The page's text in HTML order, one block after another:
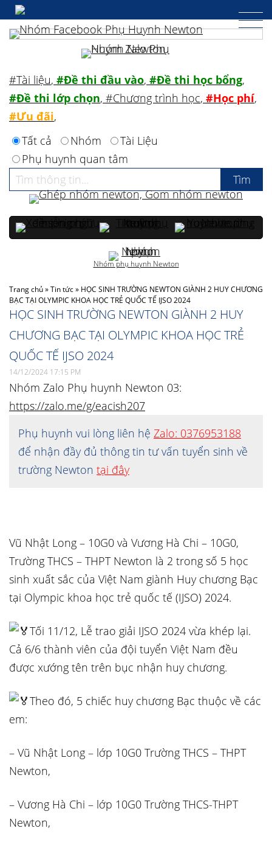
Trang chủ»Tin tức» HỌC SINH TRƯỜNG NEWTON GIÀNH 2 HUY CHƯƠNG
BẠC TẠI OLYMPIC KHOA HỌC TRẺ QUỐC TẾ IJSO 2024
HỌC SINH TRƯỜNG NEWTON GIÀNH 2 HUY
CHƯƠNG BẠC TẠI OLYMPIC KHOA HỌC TRẺ
QUỐC TẾ IJSO 2024
14/12/2024 17:15 PM
Nhóm Zalo Phụ huynh Newton 03:
https://zalo.me/g/eacish207
Phụ huynh vui lòng liên hệ Zalo: 0376953188
để nhận đầy đủ thông tin tư vấn tuyển sinh về
trường Newton tại đây
Vũ Nhật Long – 10G0 và Vương Hà Chi – 10G0,
Trường THCS – THPT Newton là 2 trong số 5 học
sinh xuất sắc của Việt Nam giành Huy chương Bạc
tại Olympic khoa học trẻ quốc tế (IJSO) 2024.
Tối 11/12, Lễ trao giải IJSO 2024 vừa khép lại.
Cả 6/6 thành viên của đội tuyển Việt Nam đều
được xướng tên trên bục nhận huy chương.
Theo đó, 5 chiếc huy chương Bạc thuộc về các
em:
– Vũ Nhật Long – lớp 10G0 Trường THCS – THPT
Newton,
– Vương Hà Chi – lớp 10G0 Trường THCS-THPT
Newton,
#Tài liệu, #Đề thi đầu vào, #Đề thi học bổng,
#Đề thi lớp chọn, #Chương trình học, #Học phí,
#Ưu đãi,
Tất cả
Nhóm
Tài Liệu
Phụ huynh quan tâm
Nhóm phụ huynh Newton